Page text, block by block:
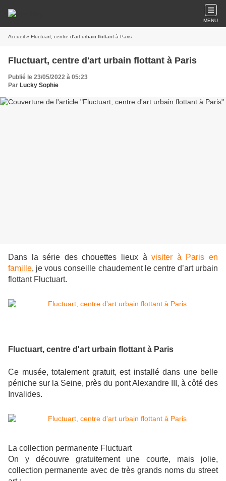
MENU
Accueil » Fluctuart, centre d'art urbain flottant à Paris
Fluctuart, centre d'art urbain flottant à Paris
Publié le 23/05/2022 à 05:23
Par Lucky Sophie
Dans la série des chouettes lieux àvisiter à Paris en
famille, je vous conseille chaudement le centre d’art urbain
flottant Fluctuart.
Fluctuart, centre d'art urbain flottant à Paris
Ce musée, totalement gratuit, est installé dans une belle
péniche sur la Seine, près du pont Alexandre III, à côté des
Invalides.
La collection permanente Fluctuart
On y découvre gratuitement une courte, mais jolie,
collection permanente avec de très grands noms du street